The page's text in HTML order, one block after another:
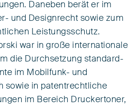
Daneben berät er im
und Designrecht sowie zum
Leistungsschutz.
war in große internationale
die Durchsetzung standard-
im Mobilfunk- und
sowie in patentrechtliche
im Bereich Druckertoner,